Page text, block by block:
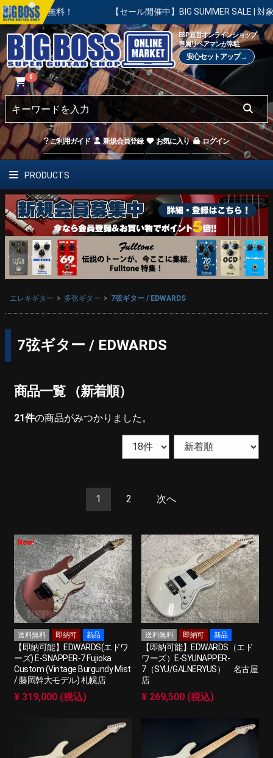
！ 【セール開催中】BIG SUMMER SALE | 対象の商品が真
ESP直営オンラインショップ
専属リペアマンが常駐
安心セットアップ→
0
ご利用ガイド 新規会員登録 お気に入り ログイン
PRODUCTS
エレキギター 多弦ギター 7弦ギター / EDWARDS
7弦ギター / EDWARDS
商品一覧 （新着順）
21件の商品がみつかりました。
1 2 次へ
New!
送料無料 即納可 新品
【即納可能】EDWARDS(エドワ
ーズ) E-SNAPPER-7 Fujioka
Custom (Vintage Burgundy Mist
/ 藤岡幹大モデル) 札幌店
¥ 319,000 (税込)
送料無料 即納可 新品
【即納可能】EDWARDS（エド
ワーズ）E-SYUNAPPER-
7（SYU/GALNERYUS） 名古屋
店
¥ 269,500 (税込)